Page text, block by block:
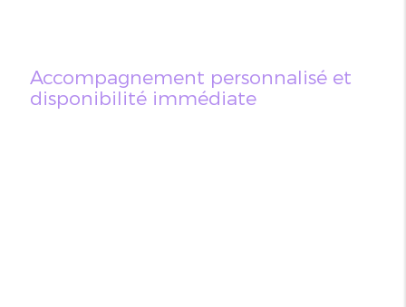
Accompagnement personnalisé et
disponibilité immédiate